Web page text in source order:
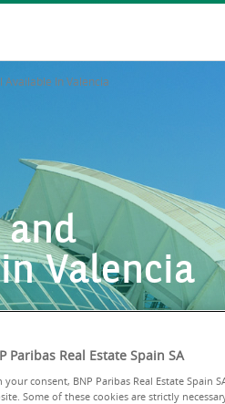
In Valencia
and
Valencia
Paribas Real Estate Spain SA
your consent, BNP Paribas Real Estate
Some of these cookies are strictly